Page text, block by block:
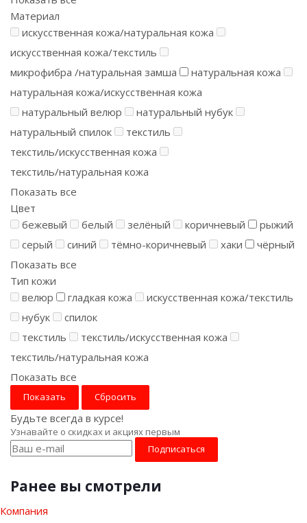
Материал
искусственная кожа/натуральная кожа
искусственная кожа/текстиль
микрофибра /натуральная замша
натуральная кожа
натуральная кожа/искусственная кожа
натуральный велюр
натуральный нубук
натуральный спилок
текстиль
текстиль/искусственная кожа
текстиль/натуральная кожа
Показать все
Цвет
бежевый
белый зелёный коричневый
рыжий
серый
синий тёмно-коричневый хаки
чёрный
Показать все
Тип кожи
велюр
гладкая кожа
искусственная кожа/текстиль
нубук
спилок
текстиль
текстиль/искусственная кожа
текстиль/натуральная кожа
Показать все
Сбросить
Будьте всегда в курсе!
Узнавайте о скидках и акциях первым
Ранее вы смотрели
Компания